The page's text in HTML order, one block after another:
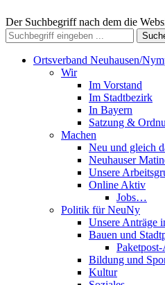
Der Suchbegriff nach dem die
Ortsverband Neuhausen/
Wir
Im Vorstand
Im Stadtbezirk
In Bayern
Satzung &
Machen
Neu und gleich
Neuhauser
Unsere
Online Aktiv
Jobs…
Politik für NeuNy
Unsere Anträge
Bauen und
Bildung und
Kultur